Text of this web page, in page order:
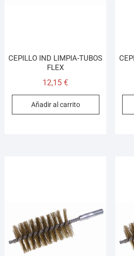
CEPILLO IND LIMPIA-TUBOS
FLEX
12,15€
Añadir al carrito